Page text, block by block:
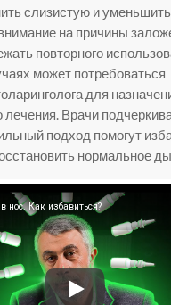
слизистую и
на причины
повторного
может потребоваться
для
лечения. Врачи
подход помогут
нормальное
нос. Как избавиться?